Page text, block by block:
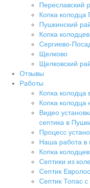
Переславский
Копка
Пушкинский
Копка
Сергиево-
Щелково
Щелковский
Отзывы
Работы
Копка колодца
Копка колодца
Видео
септика в
Процесс
Наша работа в
Копка
Септики из
Септик
Септик Топас